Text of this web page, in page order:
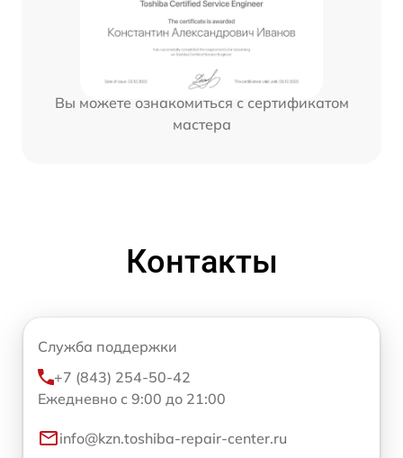
Вы можете ознакомиться с сертификатом
мастера
Контакты
Служба поддержки
+7 (843) 254-50-42
Ежедневно с 9:00 до 21:00
info@kzn.toshiba-repair-center.ru